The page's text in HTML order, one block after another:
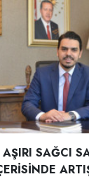
AŞIRI SAĞCI